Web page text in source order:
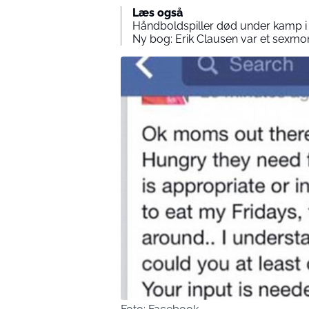
Læs også
Håndboldspiller død under kamp
Ny bog: Erik Clausen var et